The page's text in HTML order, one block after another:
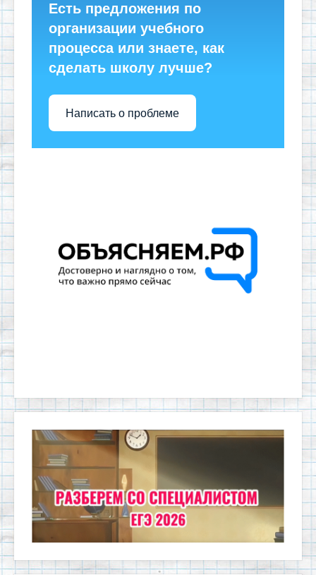
Есть предложения по
организации учебного
процесса или знаете, как
сделать школу лучше?
Написать о проблеме